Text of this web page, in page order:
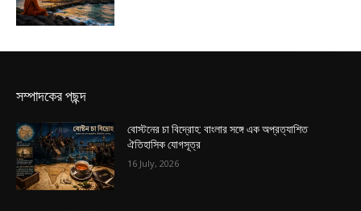
সম্পাদকের পছন্দ
বোস্টনের চা বিদ্রোহ: বাংলার সঙ্গে এক অপ্রত্যাশিত
ঐতিহাসিক যোগসূত্র
16 July, 2026